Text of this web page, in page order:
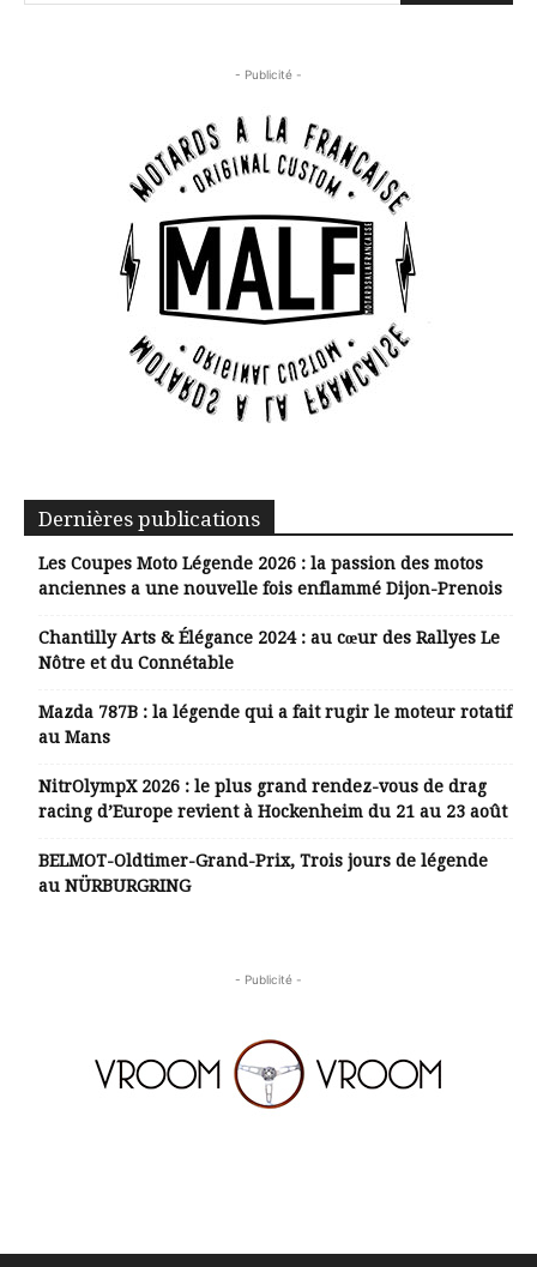
- Publicité -
Dernières publications
Les Coupes Moto Légende 2026 : la passion des motos
anciennes a une nouvelle fois enflammé Dijon-Prenois
Chantilly Arts & Élégance 2024 : au cœur des Rallyes Le
Nôtre et du Connétable
Mazda 787B : la légende qui a fait rugir le moteur rotatif
au Mans
NitrOlympX 2026 : le plus grand rendez-vous de drag
racing d’Europe revient à Hockenheim du 21 au 23 août
BELMOT-Oldtimer-Grand-Prix, Trois jours de légende
au NÜRBURGRING
- Publicité -